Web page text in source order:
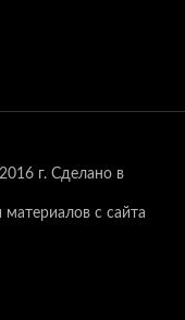
г. Сделано в
с сайта